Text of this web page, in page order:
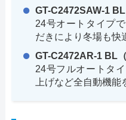
GT-C2472SAW-1 BL
24号オートタイプ
だきにより冬場も快
GT-C2472AR-1 BL
24号フルオートタ
上げなど全自動機能